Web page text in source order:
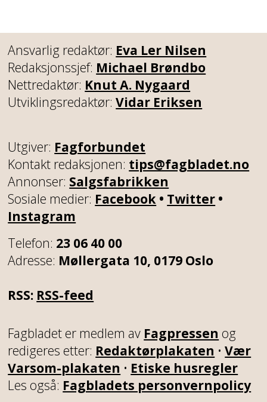
Ansvarlig redaktør: Eva Ler Nilsen
Redaksjonssjef: Michael Brøndbo
Nettredaktør: Knut A. Nygaard
Utviklingsredaktør:Vidar Eriksen
Utgiver: Fagforbundet
Kontakt redaksjonen: tips@fagbladet.no
Annonser: Salgsfabrikken
Sosiale medier: Facebook • Twitter •
Instagram
Telefon: 23 06 40 00
Adresse: Møllergata 10, 0179 Oslo
RSS: RSS-feed
Fagbladet er medlem av Fagpressen og
redigeres etter: Redaktørplakaten • Vær
Varsom-plakaten • Etiske husregler
Les også: Fagbladets personvernpolicy